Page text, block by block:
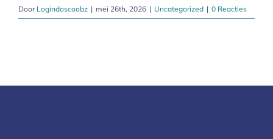
Door Logindoscoobz | mei 26th, 2026 | Uncategorized | 0 Reacties